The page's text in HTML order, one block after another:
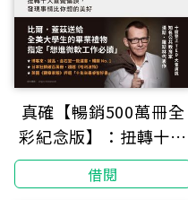
真確【暢銷500萬冊全
彩紀念版】：扭轉十大
直覺偏誤，發現事情比
你想的美好
借閱